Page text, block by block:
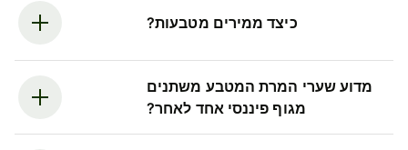
כיצד ממירים מטבעות?
מדוע שערי המרת המטבע משתנים
מגוף פיננסי אחד לאחר?